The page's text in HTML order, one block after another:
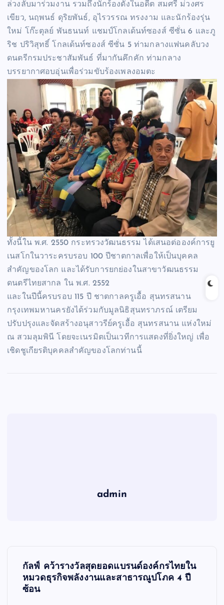
ล่วงลับมาร่วมงาน รวมถึงนักร้องดังในอดีต สมศรี ม่วงศร
เขียว, นฤพนธ์ ดุริยพันธ์, อุไรวรรณ ทรงงาม และนักร้องรุ่น
ใหม่ โก๊ะตุลย์ พันธนนท์ แชมป์โกลเด้นท์ซองส์ ซีซั่น 6 และภู
ริช ปริวิสุทธิ์ โกลเด้นท์ซองส์ ซีซั่น 5 ท่ามกลางแฟนคลับวง
ดนตรีกรมประชาสัมพันธ์ ที่มากันคึกคัก ท่ามกลาง
บรรยากาศอบอุ่นเพื่อร่วมขับร้องเพลงอมตะ
ทั้งนี้ใน พ.ศ. 2550 กระทรวงวัฒนธรรม ได้เสนอต่อองค์การยู
เนสโกในวาระครบรอบ 100 ปีชาตกาลเพื่อให้เป็นบุคคล
สำคัญของโลก และได้รับการยกย่องในสาขาวัฒนธรรม
ดนตรีไทยสากล ใน พ.ศ. 2552
และในปีนี้ครบรอบ 115 ปี ชาตกาลครูเอื้อ สุนทรสนาน
กรุงเทพมหานครยังได้ร่วมกับมูลนิธิสุนทราภรณ์ เตรียม
ปรับปรุงและจัดสร้างอนุสาวรีย์ครูเอื้อ สุนทรสนาน แห่งใหม่
ณ สวมลุมพินี โดยจะเนรมิตเป็นเวทีการแสดงที่ยิ่งใหญ่ เพื่อ
เชิดชูเกียรติบุคคลสำคัญของโลกท่านนี้
admin
กัลฟ์ คว้ารางวัลสุดยอดแบรนด์องค์กรไทยใน
หมวดธุรกิจพลังงานและสาธารณูปโภค 4 ปี
ซ้อน